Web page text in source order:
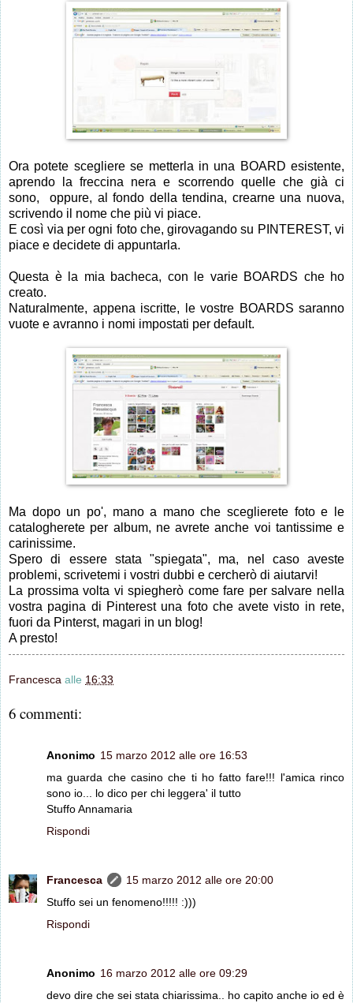
Ora potete scegliere se metterla in una BOARD esistente,
aprendo la freccina nera e scorrendo quelle che già ci
sono, oppure, al fondo della tendina, crearne una nuova,
scrivendo il nome che più vi piace.
E così via per ogni foto che, girovagando su PINTEREST, vi
piace e decidete di appuntarla.
Questa è la mia bacheca, con le varie BOARDS che ho
creato.
Naturalmente, appena iscritte, le vostre BOARDS saranno
vuote e avranno i nomi impostati per default.
Ma dopo un po', mano a mano che sceglierete foto e le
catalogherete per album, ne avrete anche voi tantissime e
carinissime.
Spero di essere stata "spiegata", ma, nel caso aveste
problemi, scrivetemi i vostri dubbi e cercherò di aiutarvi!
La prossima volta vi spiegherò come fare per salvare nella
vostra pagina di Pinterest una foto che avete visto in rete,
fuori da Pinterst, magari in un blog!
A presto!
Francesca alle 16:33
6 commenti:
Anonimo 15 marzo 2012 alle ore 16:53
ma guarda che casino che ti ho fatto fare!!! l'amica rinco
sono io... lo dico per chi leggera' il tutto
Stuffo Annamaria
Rispondi
Francesca
15 marzo 2012 alle ore 20:00
Stuffo sei un fenomeno!!!!! :)))
Rispondi
Anonimo 16 marzo 2012 alle ore 09:29
devo dire che sei stata chiarissima.. ho capito anche io ed è